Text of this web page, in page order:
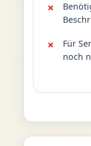
Für
noch